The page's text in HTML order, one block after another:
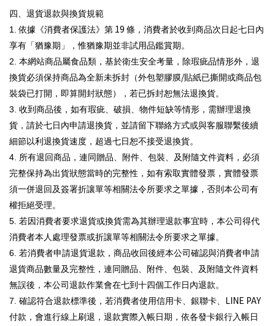
四、退貨退款與換貨規範
1. 依據《消費者保護法》第 19 條，消費者於收到商品次日起七日內
享有「猶豫期」，惟猶豫期並非試用品鑑賞期。
2. 本網站商品屬食品類，基於衛生安全考量，除瑕疵品情形外，退
換貨必須保持商品為全新未拆封（外包塑膠膜/貼紙已撕開或商品包
裝袋已打開，即算開封狀態），若已拆封恕無法退換貨。
3. 收到商品後，如有瑕疵、破損、物件短缺等情形，需辦理退換
貨，請於七日內申請退換貨，並請留下聯絡方式或與客服聯繫後續
細節以利退換貨速度，超過七日恕不接受退換貨。
4. 所有退回商品，連同贈品、附件、包裝、及附隨文件資料，必須
完整保持為出貨狀態當時的完整性，如有索取實體發票，實體發票
須一併退回及簽署折讓單等相關法令所要求之單據，否則本公司有
權拒絕受理。
5. 若因消費者要求退貨或換貨需為其辦理退款事宜時，本公司得代
消費者本人處理發票或折讓單等相關法令所要求之單據。
6. 若消費者申請退貨退款，商品收回後經本公司確認與消費者申請
退貨商品數量及完整性，連同贈品、附件、包裝、及附隨文件資料
無誤後，本公司退款作業會在七到十四個工作日內退款。
7. 確認符合退款標準後，若消費者使用信用卡、銀聯卡、 LINE PAY
付款，會進行線上刷退，退款實際入帳日期，依各發卡銀行入帳日